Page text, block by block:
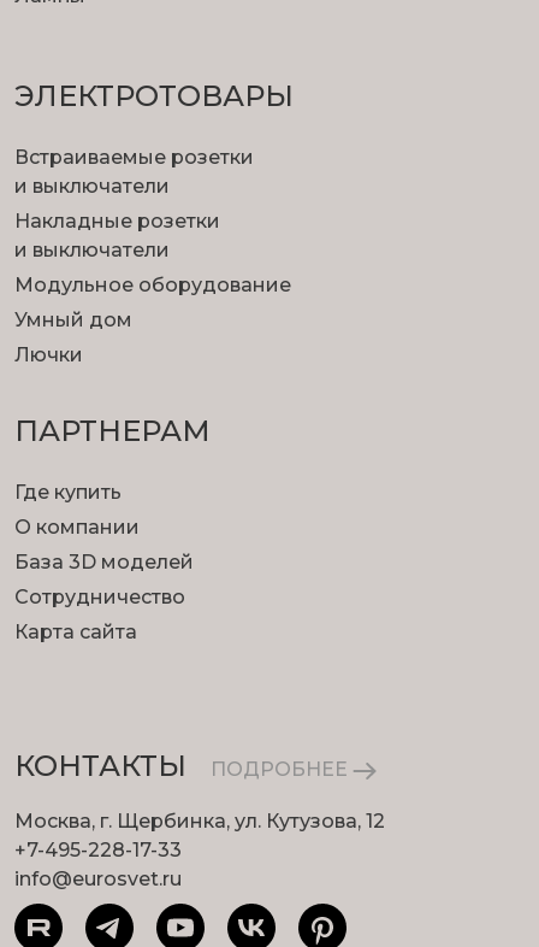
ЭЛЕКТРОТОВАРЫ
Встраиваемые розетки
и выключатели
Накладные розетки
и выключатели
Модульное оборудование
Умный дом
Лючки
ПАРТНЕРАМ
Где купить
О компании
База 3D моделей
Сотрудничество
Карта сайта
КОНТАКТЫ ПОДРОБНЕЕ
Москва, г. Щербинка, ул. Кутузова, 12
+7-495-228-17-33
info@eurosvet.ru